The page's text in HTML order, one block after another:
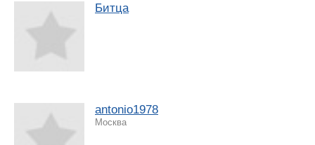
Битца
antonio1978
Москва